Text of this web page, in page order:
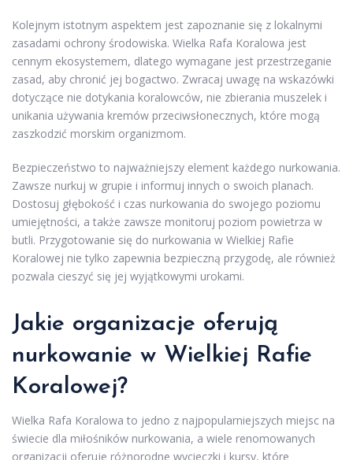
Kolejnym istotnym aspektem jest zapoznanie się z lokalnymi
zasadami ochrony środowiska. Wielka Rafa Koralowa jest
cennym ekosystemem, dlatego wymagane jest przestrzeganie
zasad, aby chronić jej bogactwo. Zwracaj uwagę na wskazówki
dotyczące nie dotykania koralowców, nie zbierania muszelek i
unikania używania kremów przeciwsłonecznych, które mogą
zaszkodzić morskim organizmom.
Bezpieczeństwo to najważniejszy element każdego nurkowania.
Zawsze nurkuj w grupie i informuj innych o swoich planach.
Dostosuj głębokość i czas nurkowania do swojego poziomu
umiejętności, a także zawsze monitoruj poziom powietrza w
butli. Przygotowanie się do nurkowania w Wielkiej Rafie
Koralowej nie tylko zapewnia bezpieczną przygodę, ale również
pozwala cieszyć się jej wyjątkowymi urokami.
Jakie organizacje oferują
nurkowanie w Wielkiej Rafie
Koralowej?
Wielka Rafa Koralowa to jedno z najpopularniejszych miejsc na
świecie dla miłośników nurkowania, a wiele renomowanych
organizacji oferuje różnorodne wycieczki i kursy, które